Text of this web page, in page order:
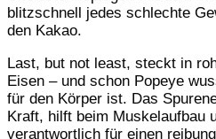
blitzschnell jedes schlechte
den Kakao.
Last, but not least, steckt in
Eisen – und schon Popeye
für den Körper ist. Das
Kraft, hilft beim Muskelaufbau
verantwortlich für einen